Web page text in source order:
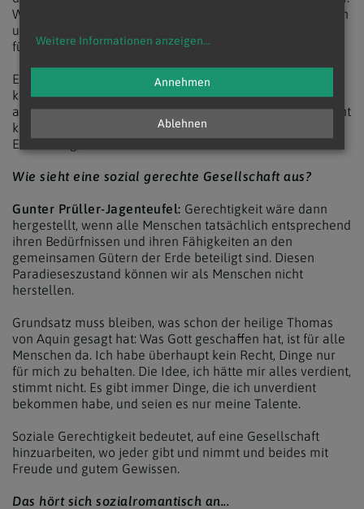
Wenn Flüchtlinge, die in Not geraten sind, zu uns kommen
und eine Partei sagt, die lassen wir nicht rein, dann ist das
für Christen ein absolutes No-go.
Es ist eine politische Frage, wie wir das alles organisieren
können, das ist nicht einfach. Aber die Menschen
auszuschließen und zu sagen, darum müssen wir uns nicht
kümmern, die nützen uns nichts, ist eine rein egoistische
Einstellung, die tatsächlich eine Todsünde darstellt.
Wie sieht eine sozial gerechte Gesellschaft aus?
Gunter Prüller-Jagenteufel: Gerechtigkeit wäre dann
hergestellt, wenn alle Menschen tatsächlich entsprechend
ihren Bedürfnissen und ihren Fähigkeiten an den
gemeinsamen Gütern der Erde beteiligt sind. Diesen
Paradieseszustand können wir als Menschen nicht
herstellen.
Grundsatz muss bleiben, was schon der heilige Thomas
von Aquin gesagt hat: Was Gott geschaffen hat, ist für alle
Menschen da. Ich habe überhaupt kein Recht, Dinge nur
für mich zu behalten. Die Idee, ich hätte mir alles verdient,
stimmt nicht. Es gibt immer Dinge, die ich unverdient
bekommen habe, und seien es nur meine Talente.
Soziale Gerechtigkeit bedeutet, auf eine Gesellschaft
hinzuarbeiten, wo jeder gibt und nimmt und beides mit
Freude und gutem Gewissen.
Das hört sich sozialromantisch an...
Weitere Informationen anzeigen...
Ablehnen
Annehmen